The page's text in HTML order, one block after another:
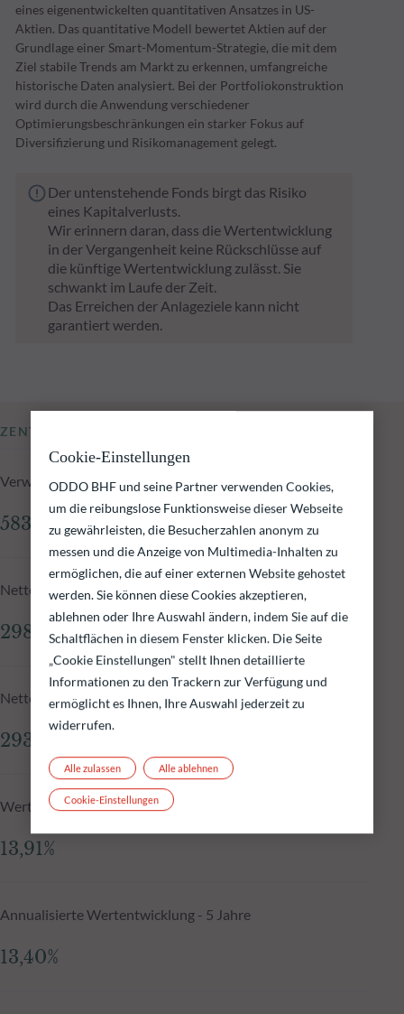
eines eigenentwickelten quantitativen Ansatzes in US-
Aktien. Das quantitative Modell bewertet Aktien auf der
Grundlage einer Smart-Momentum-Strategie, die mit dem
Ziel stabile Trends am Markt zu erkennen, umfangreiche
historische Daten analysiert. Bei der Portfoliokonstruktion
wird durch die Anwendung verschiedener
Optimierungsbeschränkungen ein starker Fokus auf
Diversifizierung und Risikomanagement gelegt.
Der untenstehende Fonds birgt das Risiko
eines Kapitalverlusts.
Wir erinnern daran, dass die Wertentwicklung
in der Vergangenheit keine Rückschlüsse auf
die künftige Wertentwicklung zulässt. Sie
schwankt im Laufe der Zeit.
Das Erreichen der Anlageziele kann nicht
garantiert werden.
ZENTRALE KENNZAHLEN
Verwaltetes Fondsvolumen zum 04.08.2026
583,81 Mio.€
Nettoinventarwert zum 04.08.2026
298,83 €
Nettoinventarwert N-1
293,49 €
Wertentwicklung seit Auflegung, annualisiert
13,91%
Annualisierte Wertentwicklung - 5 Jahre
13,40%
Cookie-Einstellungen
ODDO BHF und seine Partner verwenden Cookies,
um die reibungslose Funktionsweise dieser Webseite
zu gewährleisten, die Besucherzahlen anonym zu
messen und die Anzeige von Multimedia-Inhalten zu
ermöglichen, die auf einer externen Website gehostet
werden. Sie können diese Cookies akzeptieren,
ablehnen oder Ihre Auswahl ändern, indem Sie auf die
Schaltflächen in diesem Fenster klicken. Die Seite
„Cookie Einstellungen" stellt Ihnen detaillierte
Informationen zu den Trackern zur Verfügung und
ermöglicht es Ihnen, Ihre Auswahl jederzeit zu
widerrufen.
Alle ablehnen
Alle zulassen
Cookie-Einstellungen